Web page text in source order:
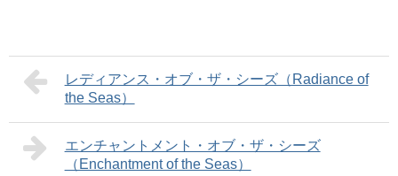
レディアンス・オブ・ザ・シーズ（Radiance of
the Seas）
エンチャントメント・オブ・ザ・シーズ
（Enchantment of the Seas）